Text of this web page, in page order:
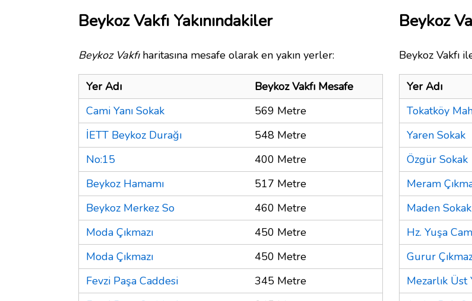
Beykoz Vakfı Yakınındakiler
Beykoz Vakfıharitasına mesafe olarak en yakın yerler:
Yer Adı
Beykoz Vakfı Mesafe
Cami Yanı Sokak
569 Metre
İETT Beykoz Durağı
548 Metre
No:15
400 Metre
Beykoz Hamamı
517 Metre
Beykoz Merkez So
460 Metre
Moda Çıkmazı
450 Metre
Moda Çıkmazı
450 Metre
Fevzi Paşa Caddesi
345 Metre
Beykoz
Beykoz Vakfı
Yer Adı
Tokatköy
Yaren Sokak
Özgür Sokak
Meram
Maden Sokak
Hz. Yuşa
Gurur
Mezarlık Üst